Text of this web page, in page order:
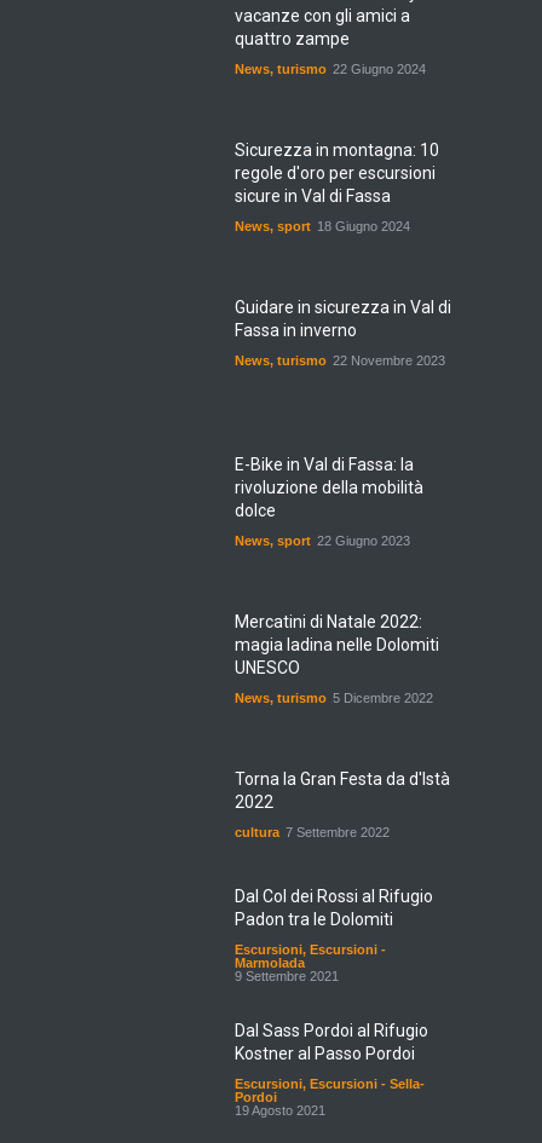
vacanze con gli amici a
quattro zampe
News, turismo 22 Giugno 2024
Sicurezza in montagna: 10
regole d'oro per escursioni
sicure in Val di Fassa
News, sport 18 Giugno 2024
Guidare in sicurezza in Val di
Fassa in inverno
News, turismo 22 Novembre 2023
E-Bike in Val di Fassa: la
rivoluzione della mobilità
dolce
News, sport 22 Giugno 2023
Mercatini di Natale 2022:
magia ladina nelle Dolomiti
UNESCO
News, turismo 5 Dicembre 2022
Torna la Gran Festa da d'Istà
2022
cultura 7 Settembre 2022
Dal Col dei Rossi al Rifugio
Padon tra le Dolomiti
Escursioni, Escursioni -
Marmolada
9 Settembre 2021
Dal Sass Pordoi al Rifugio
Kostner al Passo Pordoi
Escursioni, Escursioni - Sella-
Pordoi
19 Agosto 2021